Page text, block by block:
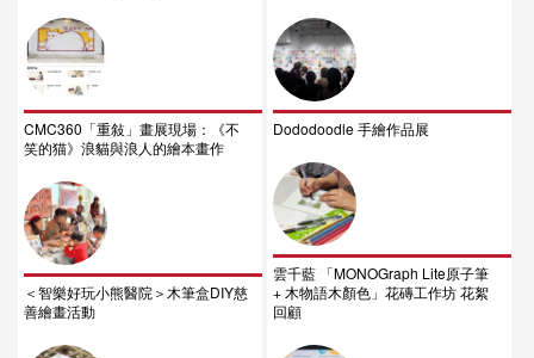
CMC360「重敍」畫展現場：《不
笑的猫》浪貓與浪人的繪本畫作
＜智樂好玩小熊醫院＞木筆盒DIY慈
善繪畫活動
Dododoodle 手繪作品展
雲千藍 「MONOGraph Lite原子筆
+ 木物語木顏色」花磚工作坊 花絮
回顧